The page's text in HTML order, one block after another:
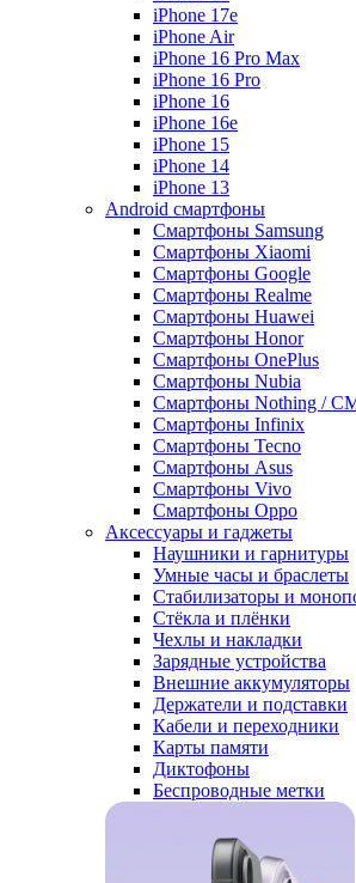
iPhone 17e
iPhone Air
iPhone 16 Pro Max
iPhone 16 Pro
iPhone 16
iPhone 16e
iPhone 15
iPhone 14
iPhone 13
Android cмартфоны
Смартфоны Samsung
Смартфоны Xiaomi
Смартфоны Google
Смартфоны Realme
Смартфоны Huawei
Смартфоны Honor
Смартфоны OnePlus
Смартфоны Nubia
Смартфоны Nothing /
Смартфоны Infinix
Смартфоны Tecno
Смартфоны Asus
Смартфоны Vivo
Смартфоны Oppo
Аксессуары и гаджеты
Наушники и гарнитуры
Умные часы и браслеты
Стабилизаторы и
Стёкла и плёнки
Чехлы и накладки
Зарядные устройства
Внешние аккумуляторы
Держатели и подставки
Кабели и переходники
Карты памяти
Диктофоны
Беспроводные метки